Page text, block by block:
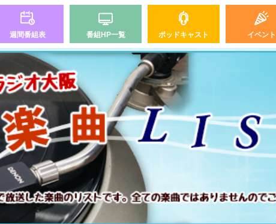
週間番組表 番組HP一覧 ポッドキャスト イベント